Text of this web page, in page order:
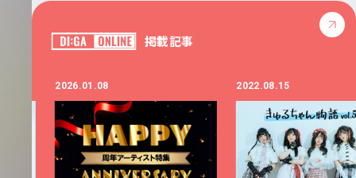
掲載記事
2026.01.08 2022.08.15